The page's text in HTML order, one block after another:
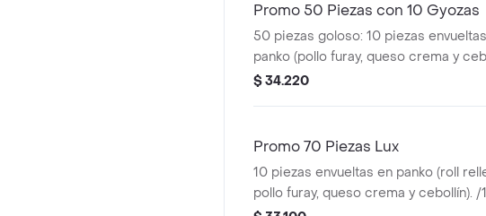
Promo 50 Piezas con 10 Gyozas
50 piezas goloso: 10 piezas
panko (pollo furay, queso crema y
/ 10 piezas envueltas en panko
crema y cebollín) /10 piezas envueltas
piezas envueltas en queso crema
(camarón, queso crema y palta)/10
$ 34.220
Promo 70 Piezas Lux
10 piezas envueltas en panko (roll
pollo furay, queso crema y cebollín). /